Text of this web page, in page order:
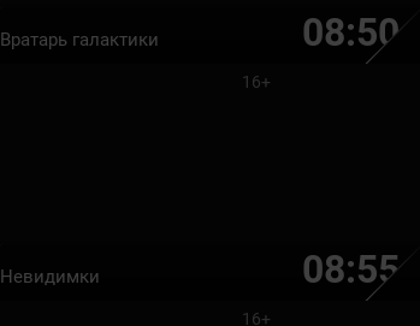
Вратарь галактики 08:50
16+
Невидимки 08:55
16+